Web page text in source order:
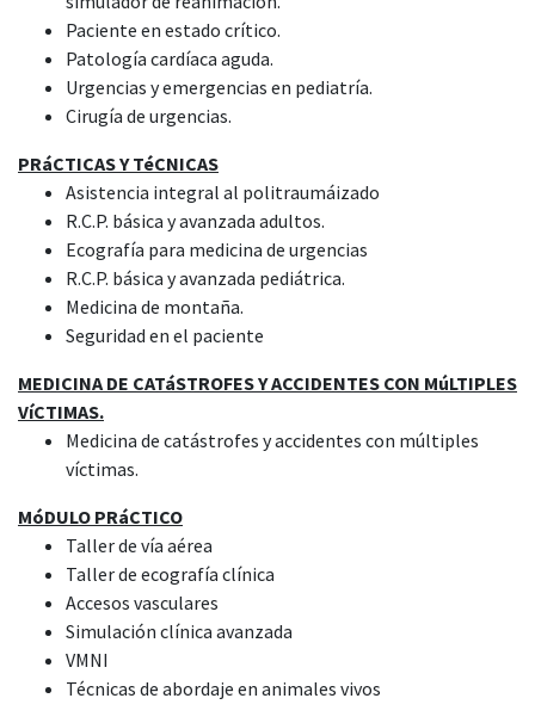
Paciente en estado crítico.
Patología cardíaca aguda.
Urgencias y emergencias en pediatría.
Cirugía de urgencias.
PRáCTICAS Y TéCNICAS
Asistencia integral al politraumáizado
R.C.P. básica y avanzada adultos.
Ecografía para medicina de urgencias
R.C.P. básica y avanzada pediátrica.
Medicina de montaña.
Seguridad en el paciente
MEDICINA DE CATáSTROFES Y ACCIDENTES CON MúLTIPLES
VíCTIMAS.
Medicina de catástrofes y accidentes con múltiples
víctimas.
MóDULO PRáCTICO
Taller de vía aérea
Taller de ecografía clínica
Accesos vasculares
Simulación clínica avanzada
VMNI
Técnicas de abordaje en animales vivos